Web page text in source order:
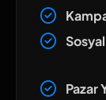
Pazar